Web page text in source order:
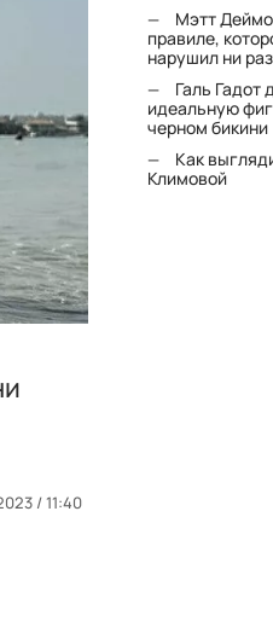
/ 11:40
Мэтт
правиле,
нарушил ни
Галь Гадот
идеальную
черном бикини
Как
Климовой